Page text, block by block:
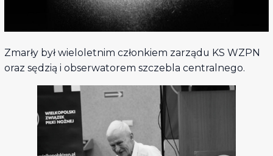
Zmarły był wieloletnim członkiem zarządu KS WZPN
oraz sędzią i obserwatorem szczebla centralnego.